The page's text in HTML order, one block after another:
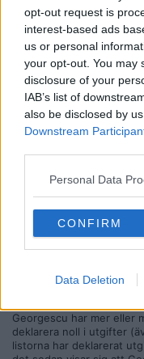
opt-out request is
interest-based ads
us or personal
your opt-out. You may
disclosure of your
IAB’s list of
also be disclosed by
Downstream
Personal Data
CONFIRM
Data Deletion
Atombomber verkar inte
röstade med största
missnöje med den
utbredda korruptionen.
Och, ja, omvalet
igen. "De" bryr sig nog
processen som ledde
valprocesser måste
mitt tycke, men likväl en
Ursprungligen
Har domstolen rätt att
i sociala media eller
Georgescu har mer eller
deklarera noll i utgifter
listorna har deklarerat